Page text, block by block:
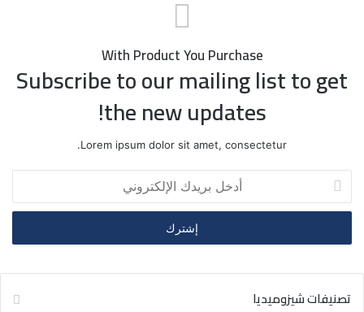
With Product You Purchase
Subscribe to our mailing list to get
the new updates!
Lorem ipsum dolor sit amet, consectetur.
بريدك
الإلكتروني
تصنيفات شيزوميديا